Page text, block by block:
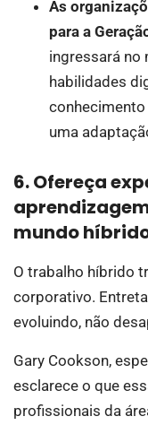
As
para a
ingressará no
habilidades
conhecimento
uma
6. Ofereça
mundo
O trabalho híbrido
corporativo.
evoluindo, não
Gary Cookson,
esclarece o que
profissionais da